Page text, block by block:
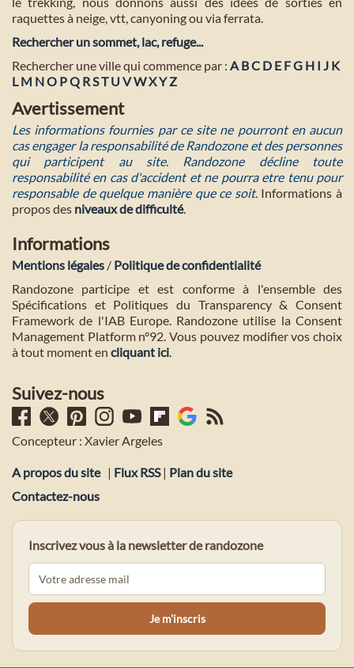
raquettes à neige, vtt, canyoning ou via ferrata.
Rechercher un sommet, lac, refuge...
Rechercher une ville qui commence par : A BC D E FG H I J K
L M NO PQ RST U VWXYZ
Avertissement
Les informations fournies par ce site ne pourront en aucun
cas engager la responsabilité de Randozone et des personnes
qui participent au site. Randozone décline toute
responsabilité en cas d'accident et ne pourra etre tenu pour
responsable de quelque manière que ce soit. Informations à
propos des niveaux de difficulté.
Informations
Mentions légales / Politique de confidentialité
Randozone participe et est conforme à l'ensemble des
Spécifications et Politiques du Transparency & Consent
Framework de l'IAB Europe. Randozone utilise la Consent
Management Platform n°92. Vous pouvez modifier vos choix
à tout moment en cliquant ici.
Suivez-nous
Concepteur : Xavier Argeles
A propos du site | Flux RSS| Plan du site
Contactez-nous
Inscrivez vous à la newsletter de randozone